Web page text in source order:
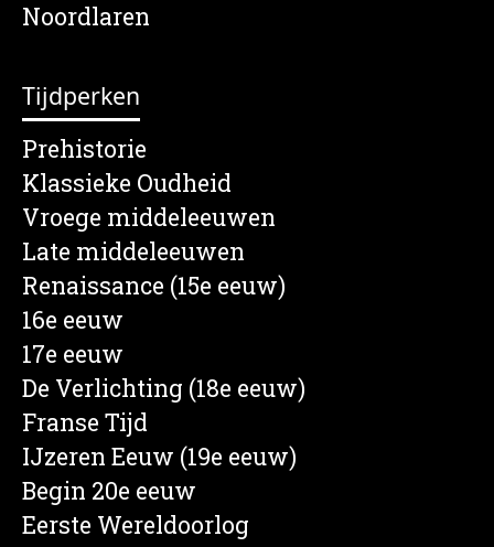
Noordlaren
Tijdperken
Prehistorie
Klassieke Oudheid
Vroege middeleeuwen
Late middeleeuwen
Renaissance (15e eeuw)
16e eeuw
17e eeuw
De Verlichting (18e eeuw)
Franse Tijd
IJzeren Eeuw (19e eeuw)
Begin 20e eeuw
Eerste Wereldoorlog